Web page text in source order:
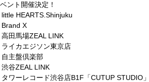
ント開催決定！
HEARTS.Shinjuku
X
田馬場ZEAL LINK
イカエジソン東京店
主盤倶楽部
谷ZEAL LINK
ワーレコード渋谷店B1F「CUTUP STUDIO」